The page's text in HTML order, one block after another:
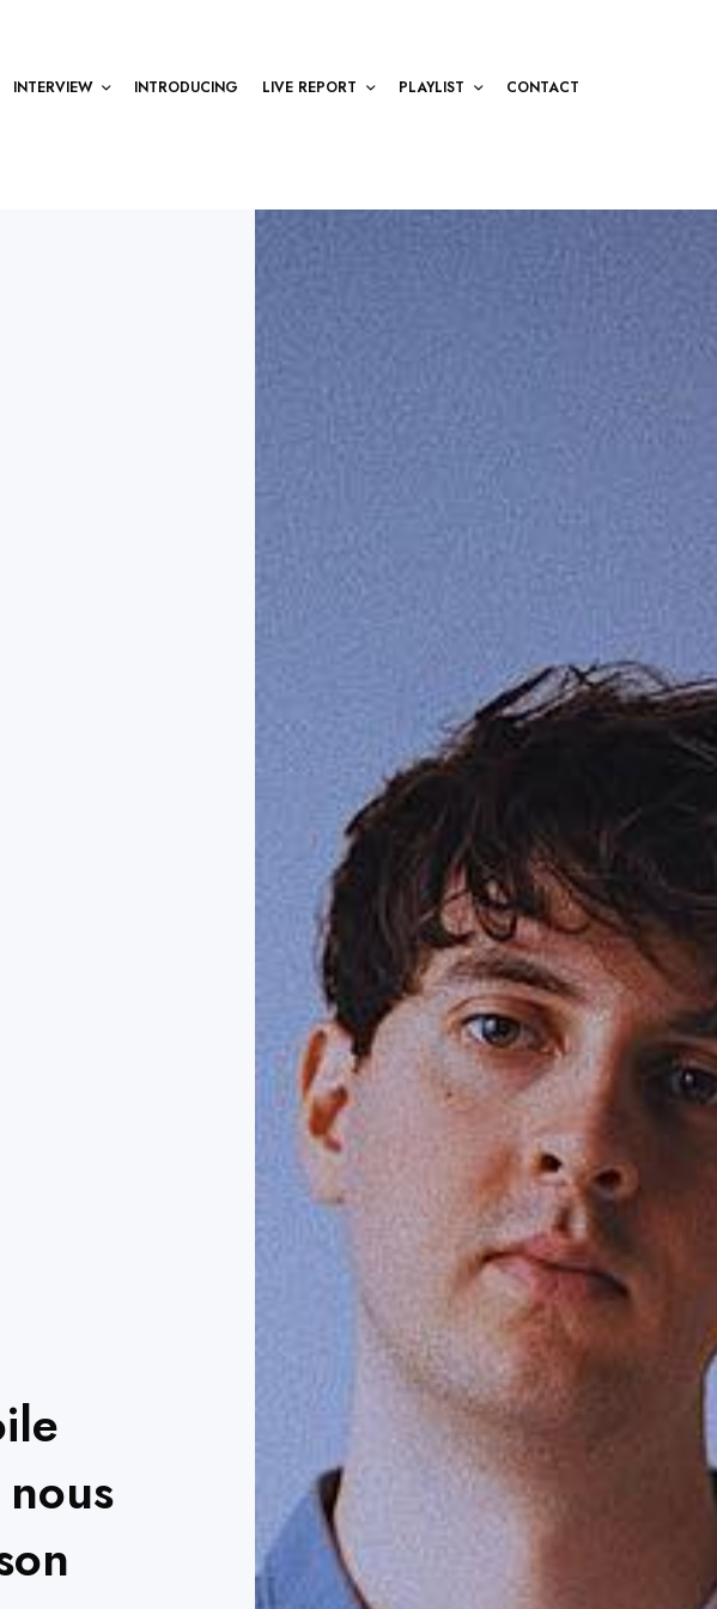
INTERVIEW INTRODUCING LIVE REPORT PLAYLIST CONTACT